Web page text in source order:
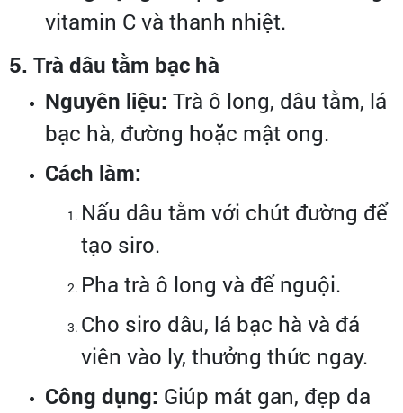
vitamin C và thanh nhiệt.
5. Trà dâu tằm bạc hà
Nguyên liệu: Trà ô long, dâu tằm, lá
bạc hà, đường hoặc mật ong.
Cách làm:
Nấu dâu tằm với chút đường để
tạo siro.
Pha trà ô long và để nguội.
Cho siro dâu, lá bạc hà và đá
viên vào ly, thưởng thức ngay.
Công dụng: Giúp mát gan, đẹp da